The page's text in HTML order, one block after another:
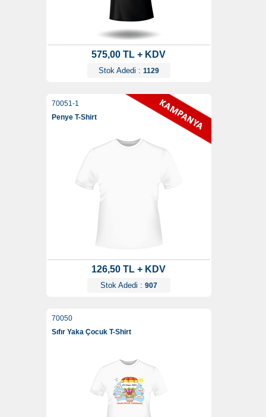
575,00 TL + KDV
Stok Adedi : 1129
70051-1
Penye T-Shirt
126,50 TL + KDV
Stok Adedi : 907
70050
Sıfır Yaka Çocuk T-Shirt